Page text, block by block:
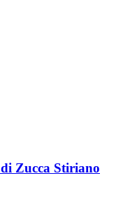
Zucca Stiriano